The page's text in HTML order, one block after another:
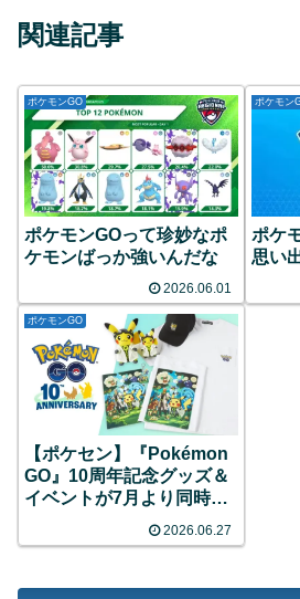
関連記事
ポケモンGO
ポケモンGOって珍妙なポ
ケモンばっか強いんだな
2026.06.01
ポケモン
ポケ
思い
ポケモンGO
【ポケセン】『Pokémon
GO』10周年記念グッズ＆
イベントが7月より同時開
催！限定ピカチュウのグリ
ーティングや特別なレイド
2026.06.27